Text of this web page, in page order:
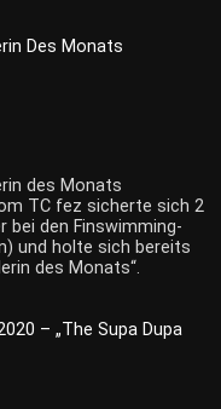
Des Monats
des Monats
TC fez sicherte sich 2
bei den Finswimming-
und holte sich bereits
des Monats“.
– „The Supa Dupa